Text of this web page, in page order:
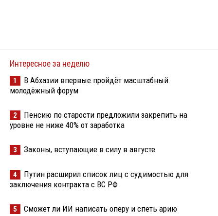
Интересное за неделю
1
В Абхазии впервые пройдёт масштабный
молодёжный форум
2
Пенсию по старости предложили закрепить на
уровне не ниже 40% от заработка
3 Законы, вступающие в силу в августе
4
Путин расширил список лиц с судимостью для
заключения контракта с ВС РФ
5 Сможет ли ИИ написать оперу и спеть арию